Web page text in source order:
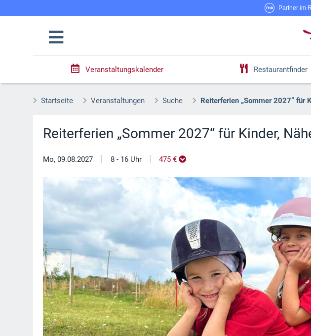
Partner im
Veranstaltungskalender Restaurantfinder
Startseite Veranstaltungen Suche Reiterferien „Sommer 2027“ für
Reiterferien „Sommer 2027“ für Kinder,
Mo, 09.08.2027 | 8 - 16 Uhr | 475 €